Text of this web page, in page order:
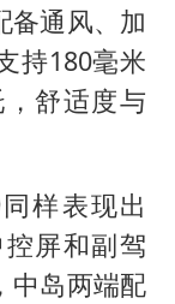
备通风、加
持180毫米
舒适度与
样表现出
屏和副驾
中岛两端配